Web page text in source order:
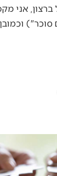
אני